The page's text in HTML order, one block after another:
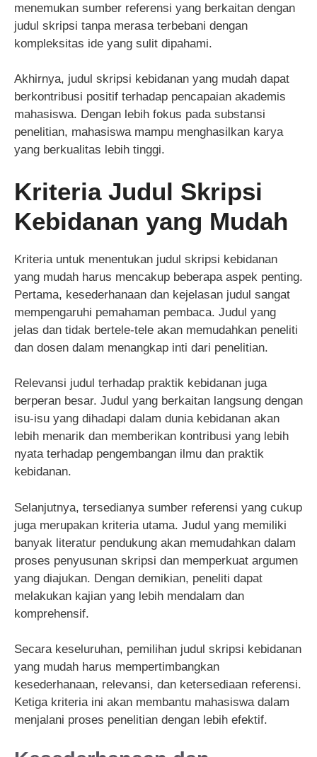
menemukan sumber referensi yang berkaitan dengan
judul skripsi tanpa merasa terbebani dengan
kompleksitas ide yang sulit dipahami.
Akhirnya, judul skripsi kebidanan yang mudah dapat
berkontribusi positif terhadap pencapaian akademis
mahasiswa. Dengan lebih fokus pada substansi
penelitian, mahasiswa mampu menghasilkan karya
yang berkualitas lebih tinggi.
Kriteria Judul Skripsi
Kebidanan yang Mudah
Kriteria untuk menentukan judul skripsi kebidanan
yang mudah harus mencakup beberapa aspek penting.
Pertama, kesederhanaan dan kejelasan judul sangat
mempengaruhi pemahaman pembaca. Judul yang
jelas dan tidak bertele-tele akan memudahkan peneliti
dan dosen dalam menangkap inti dari penelitian.
Relevansi judul terhadap praktik kebidanan juga
berperan besar. Judul yang berkaitan langsung dengan
isu-isu yang dihadapi dalam dunia kebidanan akan
lebih menarik dan memberikan kontribusi yang lebih
nyata terhadap pengembangan ilmu dan praktik
kebidanan.
Selanjutnya, tersedianya sumber referensi yang cukup
juga merupakan kriteria utama. Judul yang memiliki
banyak literatur pendukung akan memudahkan dalam
proses penyusunan skripsi dan memperkuat argumen
yang diajukan. Dengan demikian, peneliti dapat
melakukan kajian yang lebih mendalam dan
komprehensif.
Secara keseluruhan, pemilihan judul skripsi kebidanan
yang mudah harus mempertimbangkan
kesederhanaan, relevansi, dan ketersediaan referensi.
Ketiga kriteria ini akan membantu mahasiswa dalam
menjalani proses penelitian dengan lebih efektif.